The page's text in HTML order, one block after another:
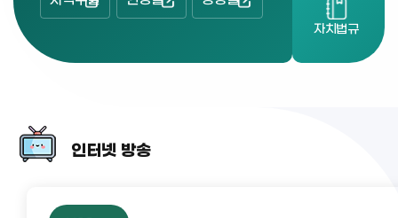
자치법규
인터넷 방송